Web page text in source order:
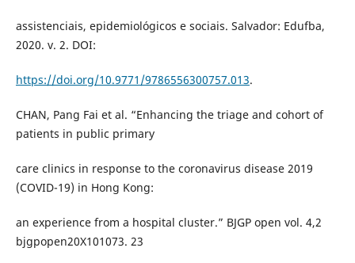
assistenciais, epidemiológicos e sociais. Salvador: Edufba,
2020. v. 2. DOI:
https://doi.org/10.9771/9786556300757.013.
CHAN, Pang Fai et al. “Enhancing the triage and cohort of
patients in public primary
care clinics in response to the coronavirus disease 2019
(COVID-19) in Hong Kong:
an experience from a hospital cluster.” BJGP open vol. 4,2
bjgpopen20X101073. 23